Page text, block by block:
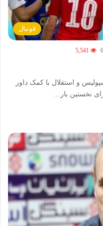
فوتبال
0
5,541
و استقلال با کمک داور
نخستین بار…